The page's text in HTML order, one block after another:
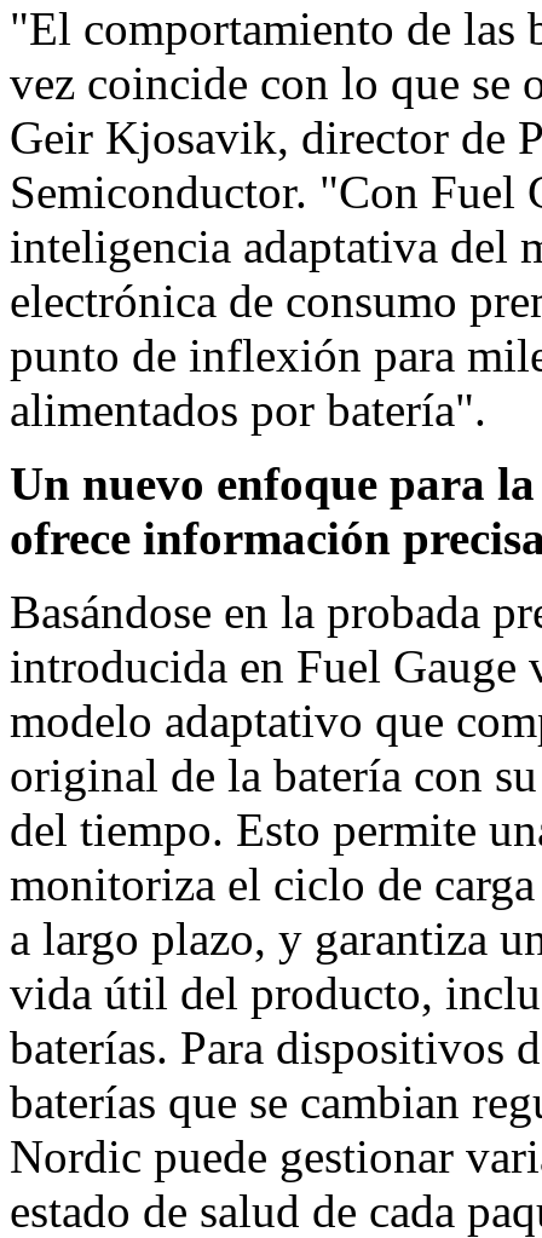
"El comportamiento de las
vez coincide con lo que se
Geir Kjosavik, director de
Semiconductor. "Con Fuel
inteligencia adaptativa del
electrónica de consumo
punto de inflexión para
alimentados por batería".
Un nuevo enfoque para
ofrece información
Basándose en la probada
introducida en Fuel
modelo adaptativo que
original de la batería con
del tiempo. Esto permite
monitoriza el ciclo de
a largo plazo, y garantiza
vida útil del producto,
baterías. Para dispositivos
baterías que se cambian
Nordic puede gestionar
estado de salud de cada